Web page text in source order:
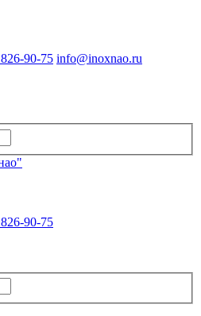
90-75 info@inoxnao.ru
90-75